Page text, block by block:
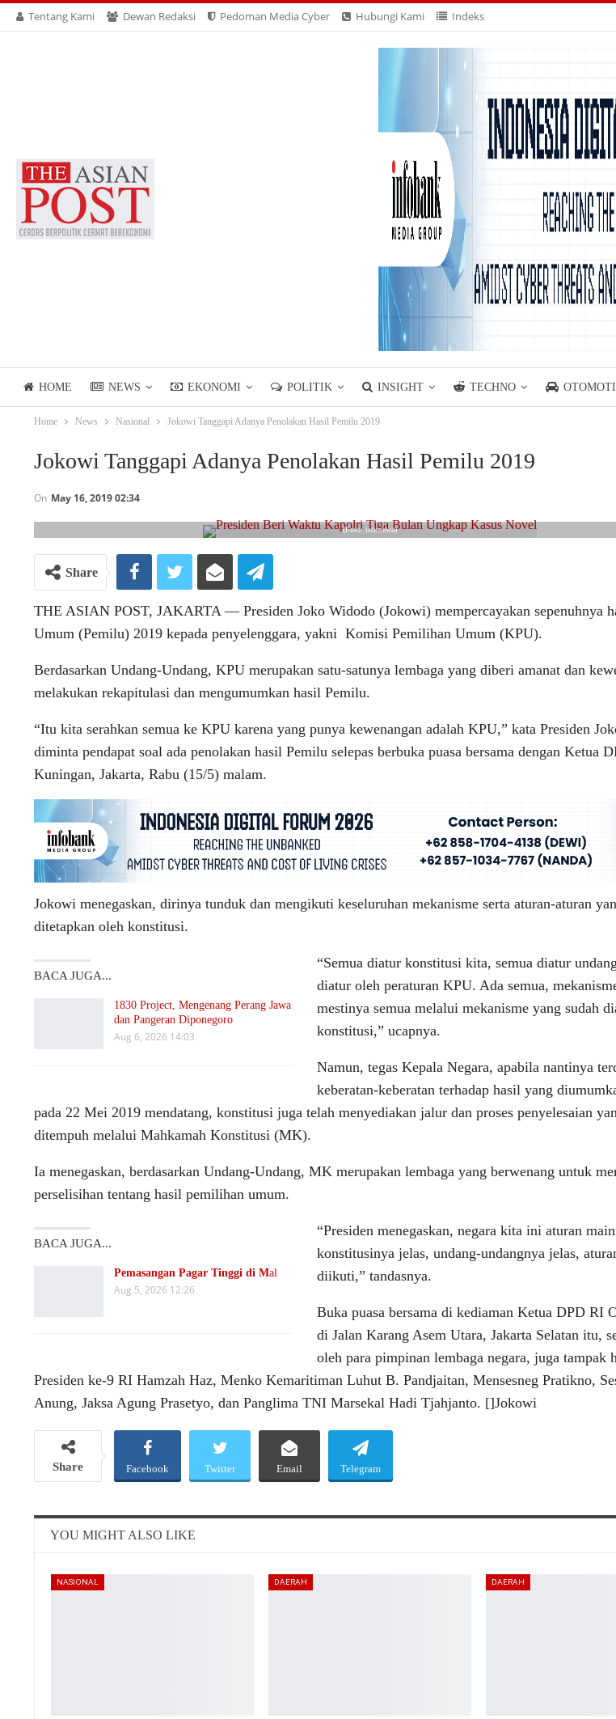
Tentang Kami Dewan Redaksi Pedoman Media Cyber Hubungi Kami Indeks
HOME NEWS EKONOMI POLITIK INSIGHT TECHNO
LIFESTYLE ASIANPOSTTV
Home News Nasional Jokowi Tanggapi Adanya Penolakan Hasil Pemilu 2019
Jokowi Tanggapi Adanya Penolakan Hasil Pemilu 2019
On May 16, 2019 02:34
(Foto: istimewa)
Share
THE ASIAN POST, JAKARTA ― Presiden Joko Widodo (Jokowi) mempercayakan sepenuhnya
Umum (Pemilu) 2019 kepada penyelenggara, yakni Komisi Pemilihan Umum (KPU).
Berdasarkan Undang-Undang, KPU merupakan satu-satunya lembaga yang diberi amanat dan
melakukan rekapitulasi dan mengumumkan hasil Pemilu.
“Itu kita serahkan semua ke KPU karena yang punya kewenangan adalah KPU,” kata Presiden
diminta pendapat soal ada penolakan hasil Pemilu selepas berbuka puasa bersama dengan Ketua
Kuningan, Jakarta, Rabu (15/5) malam.
Jokowi menegaskan, dirinya tunduk dan mengikuti keseluruhan mekanisme serta aturan-aturan
ditetapkan oleh konstitusi.
BACA JUGA...
1830 Project, Mengenang Perang Jawa
dan Pangeran Diponegoro
Aug 6, 2026 14:03
“Semua diatur konstitusi kita, semua diatur
diatur oleh peraturan KPU. Ada semua,
mestinya semua melalui mekanisme yang sudah
konstitusi,” ucapnya.
Namun, tegas Kepala Negara, apabila nantinya
keberatan-keberatan terhadap hasil yang
pada 22 Mei 2019 mendatang, konstitusi juga telah menyediakan jalur dan proses penyelesaian
ditempuh melalui Mahkamah Konstitusi (MK).
Ia menegaskan, berdasarkan Undang-Undang, MK merupakan lembaga yang berwenang untuk
perselisihan tentang hasil pemilihan umum.
BACA JUGA...
Pemasangan Pagar Tinggi di Mal
Aug 5, 2026 12:26
“Presiden menegaskan, negara kita ini aturan
konstitusinya jelas, undang-undangnya jelas,
diikuti,” tandasnya.
Buka puasa bersama di kediaman Ketua DPD RI
di Jalan Karang Asem Utara, Jakarta Selatan itu,
oleh para pimpinan lembaga negara, juga tampak
Presiden ke-9 RI Hamzah Haz, Menko Kemaritiman Luhut B. Pandjaitan, Mensesneg Pratikno,
Anung, Jaksa Agung Prasetyo, dan Panglima TNI Marsekal Hadi Tjahjanto. []Jokowi
Share Facebook Twitter Email Telegram
YOU MIGHT ALSO LIKE
NASIONAL DAERAH DAERAH